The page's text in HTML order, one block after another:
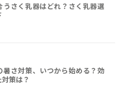
うさく乳器はどれ？さく乳器選
暑さ対策、いつから始める？効
策は？